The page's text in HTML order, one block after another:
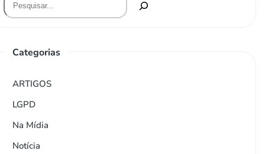
Categorias
ARTIGOS
LGPD
Na Mídia
Notícia